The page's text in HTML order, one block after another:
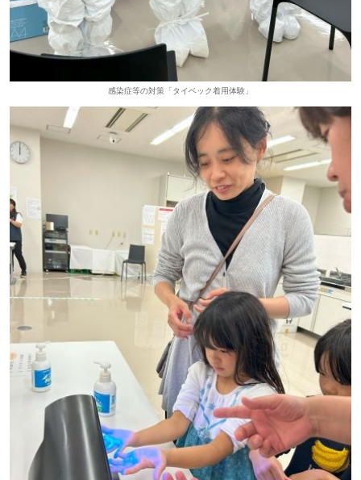
感染症等の対策「タイベック着用体験」